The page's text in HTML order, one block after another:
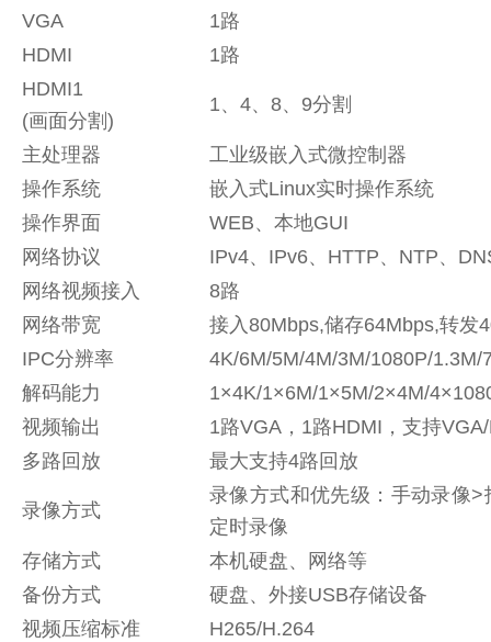
VGA
1路
HDMI
1路
HDMI1
(画面分割)
1、4、8、9分割
主处理器
工业级嵌入式微控制器
操作系统
嵌入式Linux实时操作系统
操作界面
WEB、本地GUI
网络协议
IPv4、IPv6、HTTP、NTP、
网络视频接入
8路
网络带宽
接入80Mbps,储存64Mbps,转发
IPC分辨率
4K/6M/5M/4M/3M/1080P/1.3M/
解码能力
1×4K/1×6M/1×5M/2×4M/
视频输出
1路VGA，1路HDMI，支持
多路回放
最大支持4路回放
录像方式
录像方式和优先级：手动录像
定时录像
存储方式
本机硬盘、网络等
备份方式
硬盘、外接USB存储设备
视频压缩标准
H265/H.264